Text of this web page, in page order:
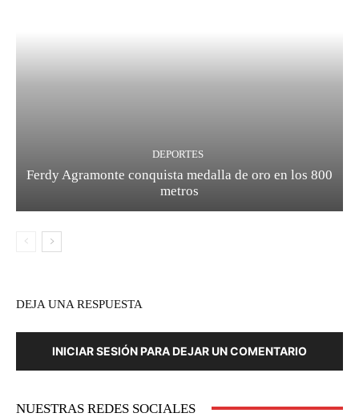
DEPORTES
Ferdy Agramonte conquista medalla de oro en los 800
metros
DEJA UNA RESPUESTA
INICIAR SESIÓN PARA DEJAR UN COMENTARIO
NUESTRAS REDES SOCIALES